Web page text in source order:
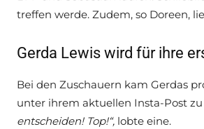
treffen werde. Zudem, so Doreen,
Gerda Lewis wird für ihre
Bei den Zuschauern kam Gerdas
unter ihrem aktuellen Insta-Post
entscheiden! Top!“, lobte eine.